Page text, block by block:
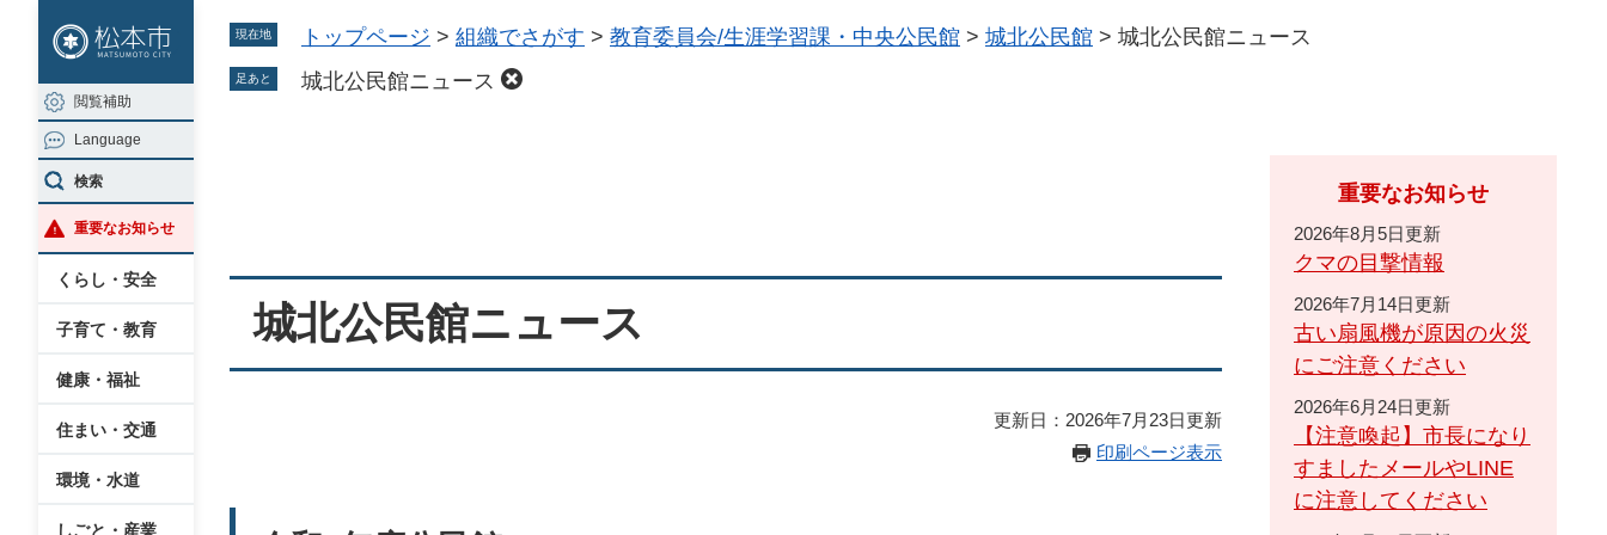
ジ
の
先
頭
で
す
ュ
ー
を
飛
ば
し
閲覧補助
Language
検索
重要なお知らせ
くらし・安全
子育て・教育
健康・福祉
住まい・交通
環境・水道
しごと・産業
現在地 トップページ > 組織でさがす > 教育委員会/生涯学習課・中央公民館 > 城北公民館 > 城北公民館ニュース
足あと 城北公民館ニュース
城北公民館ニュース
更新日：2026年7月23日更新
印刷ページ表示
重要なお知らせ
2026年8月5日更新
クマの目撃情報
2026年7月14日更新
古い扇風機が原因の火災
にご注意ください
2026年6月24日更新
【注意喚起】市長になり
すましたメールやLINE
に注意してください